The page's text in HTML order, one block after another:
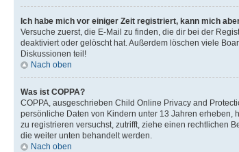
Ich habe mich vor einiger Zeit registriert, kann mich
Versuche zuerst, die E-Mail zu finden, die dir bei der
deaktiviert oder gelöscht hat. Außerdem löschen viele
Diskussionen teil!
Nach oben
Was ist COPPA?
COPPA, ausgeschrieben Child Online Privacy and
persönliche Daten von Kindern unter 13 Jahren erheben,
zu registrieren versuchst, zutrifft, ziehe einen rechtlichen
die weiter unten behandelt werden.
Nach oben